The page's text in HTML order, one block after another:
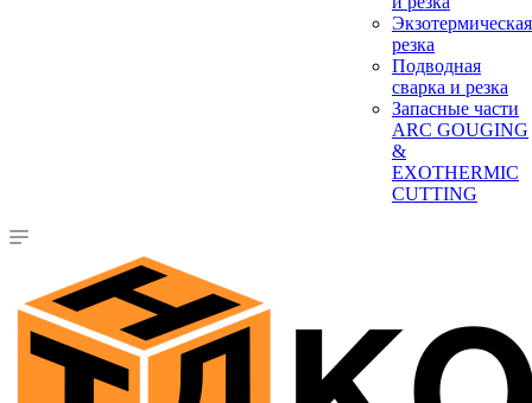
Экзотермическая
резка
Подводная
сварка и резка
Запасные части
ARC GOUGING
&
EXOTHERMIC
CUTTING